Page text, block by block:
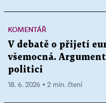
KOMENTÁŘ
V debatě o přijetí
všemocná.
politici
18. 6. 2026 ▪ 2 min. čtení